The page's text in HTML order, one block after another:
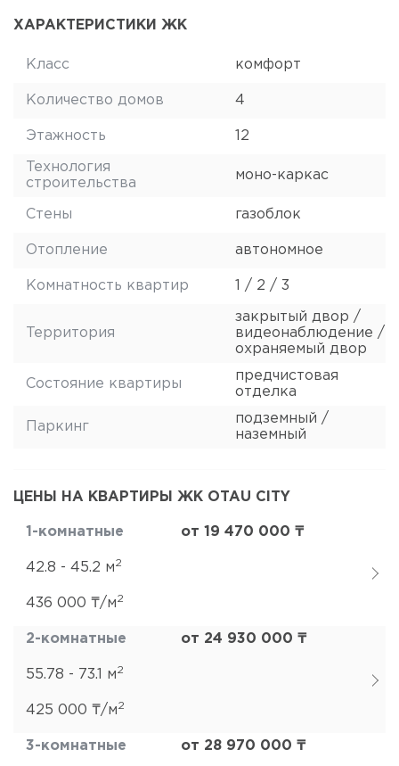
ХАРАКТЕРИСТИКИ ЖК
Класс комфорт
Количество домов 4
Этажность 12
Технология
строительства
моно-каркас
Стены газоблок
Отопление автономное
Комнатность квартир 1 / 2 / 3
Территория
закрытый двор /
видеонаблюдение /
охраняемый двор
Состояние квартиры
предчистовая
отделка
Паркинг
подземный /
наземный
ЦЕНЫ НА КВАРТИРЫ ЖК OTAU CITY
1-комнатные от 19 470 000 ₸
42.8 - 45.2 м2
436 000 ₸/м2
2-комнатные от 24 930 000 ₸
55.78 - 73.1 м2
425 000 ₸/м2
3-комнатные от 28 970 000 ₸